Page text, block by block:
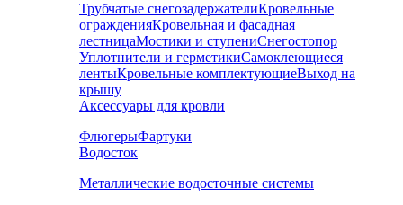
Трубчатые снегозадержателиКровельные
огражденияКровельная и фасадная
лестницаМостики и ступениСнегостопор
Уплотнители и герметикиСамоклеющиеся
лентыКровельные комплектующиеВыход на
крышу
Аксессуары для кровли
ФлюгерыФартуки
Водосток
Металлические водосточные системы